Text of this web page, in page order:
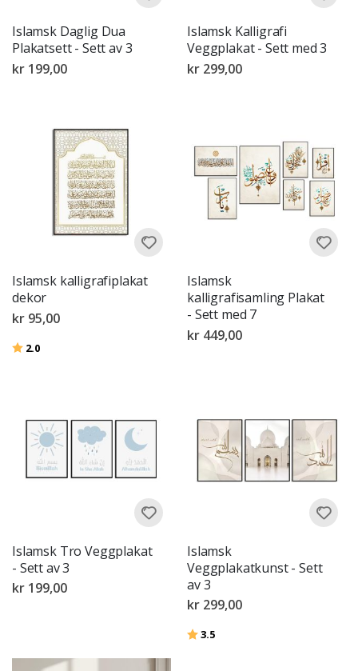
Islamsk Daglig Dua
Plakatsett - Sett av 3
kr 199,00
Islamsk Kalligrafi
Veggplakat - Sett med 3
kr 299,00
Islamsk kalligrafiplakat
dekor
kr 95,00
Karakter:
2.0
Islamsk
kalligrafisamling Plakat
- Sett med 7
kr 449,00
Islamsk Tro Veggplakat
- Sett av 3
kr 199,00
Islamsk
Veggplakatkunst - Sett
av 3
kr 299,00
Karakter:
3.5